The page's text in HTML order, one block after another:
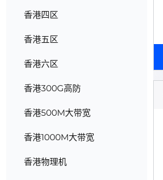
香港四区
香港五区
香港六区
香港300G高防
香港500M大带宽
香港1000M大带宽
香港物理机